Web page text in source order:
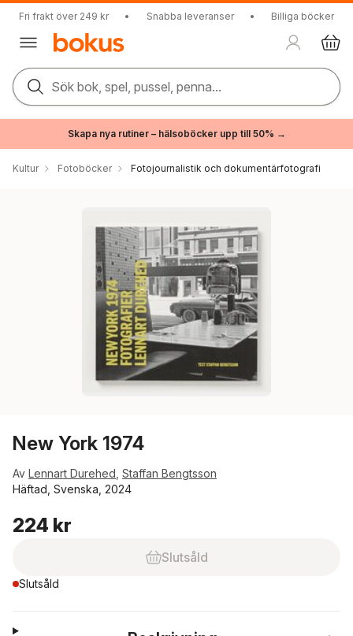
Fri frakt över 249 kr • Snabba leveranser • Billiga böcker
Sök bok, spel, pussel, penna...
Skapa nya rutiner – hälsoböcker upp till 50% →
Kultur Fotoböcker Fotojournalistik och dokumentärfotografi
New York 1974
Av Lennart Durehed Staffan Bengtsson
Häftad, Svenska, 2024
224 kr
Slutsåld
Slutsåld